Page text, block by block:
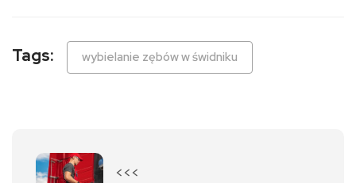
Tags: wybielanie zębów w świdniku
<<<